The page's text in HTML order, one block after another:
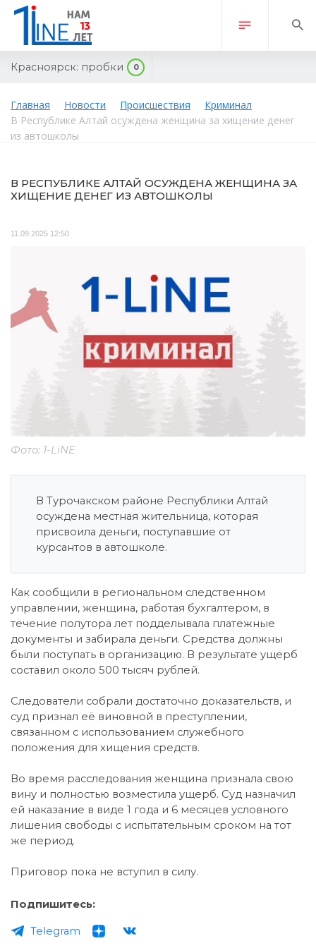
Красноярск: пробки 0
Главная Новости Происшествия
Криминал
В Республике Алтай осуждена женщина за хищение денег
из автошколы
В РЕСПУБЛИКЕ АЛТАЙ ОСУЖДЕНА ЖЕНЩИНА ЗА
ХИЩЕНИЕ ДЕНЕГ ИЗ АВТОШКОЛЫ
11.09.2025 12:50
Фото: 1-LiNE
В Турочакском районе Республики Алтай
осуждена местная жительница, которая
присвоила деньги, поступавшие от
курсантов в автошколе.
Как сообщили в региональном следственном
управлении, женщина, работая бухгалтером, в
течение полутора лет подделывала платежные
документы и забирала деньги. Средства должны
были поступать в организацию. В результате ущерб
составил около 500 тысяч рублей.
Следователи собрали достаточно доказательств, и
суд признал её виновной в преступлении,
связанном с использованием служебного
положения для хищения средств.
Во время расследования женщина признала свою
вину и полностью возместила ущерб. Суд назначил
ей наказание в виде 1 года и 6 месяцев условного
лишения свободы с испытательным сроком на тот
же период.
Приговор пока не вступил в силу.
Подпишитесь:
Telegram